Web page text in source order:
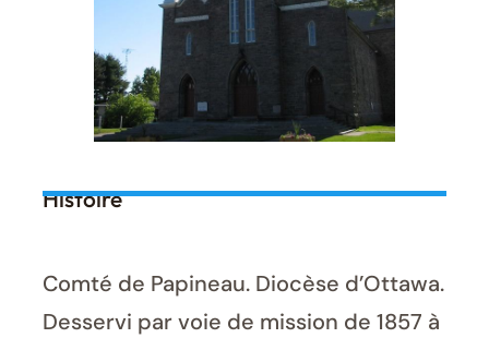
Histoire
Comté de Papineau. Diocèse d’Ottawa.
Desservi par voie de mission de 1857 à